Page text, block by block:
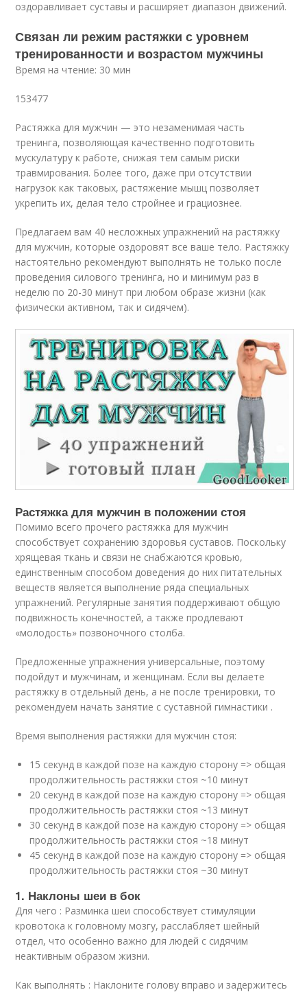
оздоравливает суставы и расширяет диапазон движений.
Связан ли режим растяжки с уровнем
тренированности и возрастом мужчины
Время на чтение: 30 мин
153477
Растяжка для мужчин — это незаменимая часть
тренинга, позволяющая качественно подготовить
мускулатуру к работе, снижая тем самым риски
травмирования. Более того, даже при отсутствии
нагрузок как таковых, растяжение мышц позволяет
укрепить их, делая тело стройнее и грациознее.
Предлагаем вам 40 несложных упражнений на растяжку
для мужчин, которые оздоровят все ваше тело. Растяжку
настоятельно рекомендуют выполнять не только после
проведения силового тренинга, но и минимум раз в
неделю по 20-30 минут при любом образе жизни (как
физически активном, так и сидячем).
Растяжка для мужчин в положении стоя
Помимо всего прочего растяжка для мужчин
способствует сохранению здоровья суставов. Поскольку
хрящевая ткань и связи не снабжаются кровью,
единственным способом доведения до них питательных
веществ является выполнение ряда специальных
упражнений. Регулярные занятия поддерживают общую
подвижность конечностей, а также продлевают
«молодость» позвоночного столба.
Предложенные упражнения универсальные, поэтому
подойдут и мужчинам, и женщинам. Если вы делаете
растяжку в отдельный день, а не после тренировки, то
рекомендуем начать занятие с суставной гимнастики .
Время выполнения растяжки для мужчин стоя:
15 секунд в каждой позе на каждую сторону => общая
продолжительность растяжки стоя ~10 минут
20 секунд в каждой позе на каждую сторону => общая
продолжительность растяжки стоя ~13 минут
30 секунд в каждой позе на каждую сторону => общая
продолжительность растяжки стоя ~18 минут
45 секунд в каждой позе на каждую сторону => общая
продолжительность растяжки стоя ~30 минут
1. Наклоны шеи в бок
Для чего : Разминка шеи способствует стимуляции
кровотока к головному мозгу, расслабляет шейный
отдел, что особенно важно для людей с сидячим
неактивным образом жизни.
Как выполнять : Наклоните голову вправо и задержитесь